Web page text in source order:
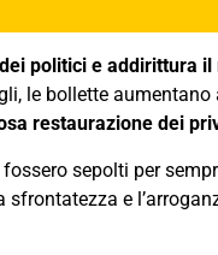
politici e addirittura
le bollette
restaurazione dei
sepolti per
e